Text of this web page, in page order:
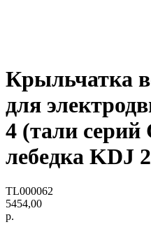
Крыльчатка
для
4 (тали серий
лебедка KDJ
TL000062
5454,00
р.